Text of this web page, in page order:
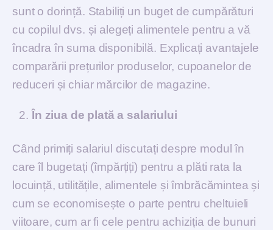
sunt o dorință. Stabiliți un buget de cumpărături
cu copilul dvs. și alegeți alimentele pentru a vă
încadra în suma disponibilă. Explicați avantajele
comparării prețurilor produselor, cupoanelor de
reduceri și chiar mărcilor de magazine.
În ziua de plată a salariului
Când primiți salariul discutați despre modul în
care îl bugetați (împărțiți) pentru a plăti rata la
locuință, utilitățile, alimentele și îmbrăcămintea și
cum se economisește o parte pentru cheltuieli
viitoare, cum ar fi cele pentru achiziția de bunuri